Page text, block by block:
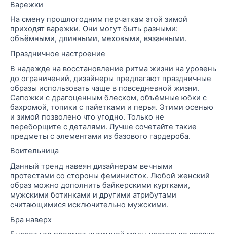
Варежки
На смену прошлогодним перчаткам этой зимой
приходят варежки. Они могут быть разными:
объёмными, длинными, меховыми, вязанными.
Праздничное настроение
В надежде на восстановление ритма жизни на уровень
до ограничений, дизайнеры предлагают праздничные
образы использовать чаще в повседневной жизни.
Сапожки с драгоценным блеском, объёмные юбки с
бахромой, топики с пайетками и перья. Этими осенью
и зимой позволено что угодно. Только не
переборщите с деталями. Лучше сочетайте такие
предметы с элементами из базового гардероба.
Воительница
Данный тренд навеян дизайнерам вечными
протестами со стороны феминисток. Любой женский
образ можно дополнить байкерскими куртками,
мужскими ботинками и другими атрибутами
считающимися исключительно мужскими.
Бра наверх